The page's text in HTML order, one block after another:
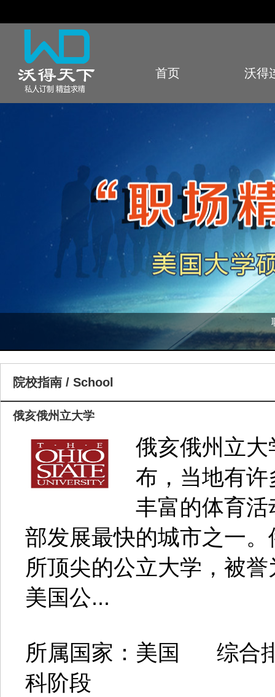
首页 沃得
院校指南 / School
俄亥俄州立大学
俄亥俄州立
布，当地有
丰富的体育
部发展最快的城市之一
所顶尖的公立大学，被誉
美国公...
所属国家：美国 综合
科阶段